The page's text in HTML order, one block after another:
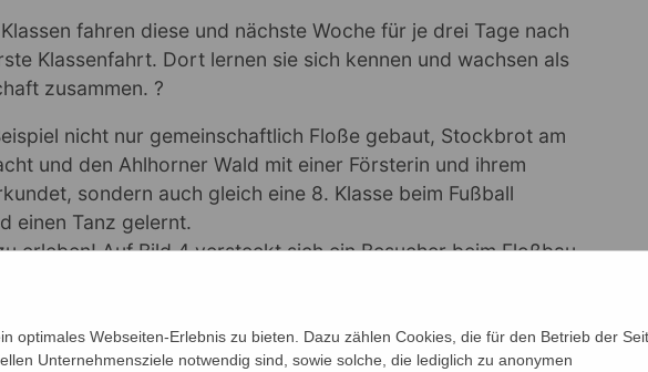
fahren diese und nächste Woche für je drei Tage nach
Klassenfahrt. Dort lernen sie sich kennen und wachsen als
zusammen. ?
nicht nur gemeinschaftlich Floße gebaut, Stockbrot am
und den Ahlhorner Wald mit einer Försterin und ihrem
sondern auch gleich eine 8. Klasse beim Fußball
einen Tanz gelernt.
erleben! Auf Bild 4 versteckt sich ein Besucher beim Floßbau -
gestern zurückgekehrt und die 5b, 5c und 5d dürfen sich auf
?
optimales Webseiten-Erlebnis zu bieten. Dazu zählen Cookies, die für den Betrieb der
Unternehmensziele notwendig sind, sowie solche, die lediglich zu anonymen